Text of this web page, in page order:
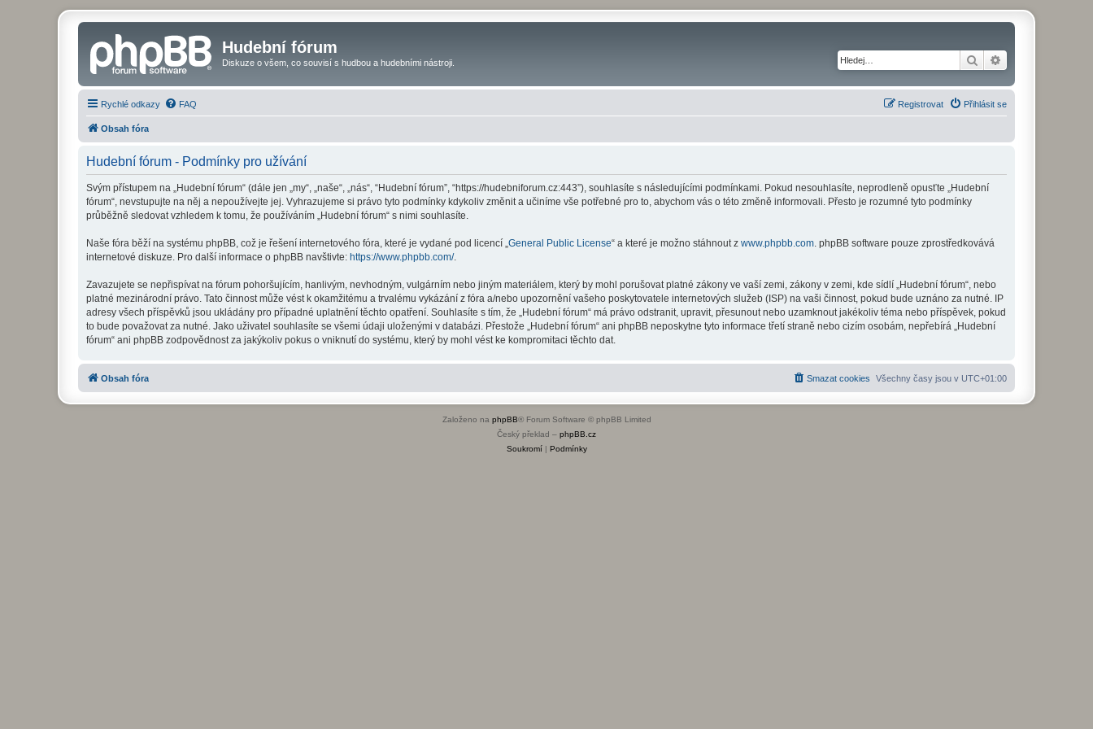
Hudební fórum
Diskuze o všem, co souvisí s hudbou a hudebními nástroji. Hledat
Rychlé odkazy FAQ Přihlásit se
Registrovat
Obsah fóra
Hudební fórum - Podmínky pro užívání
Svým přístupem na „Hudební fórum“ (dále jen „my“, „naše“, „nás“, “Hudební fórum”, “https://hudebniforum.cz:443”), souhlasíte s následujícími podmínkami. Pokud nesouhlasíte, neprodleně opusťte „Hudební
fórum“, nevstupujte na něj a nepoužívejte jej. Vyhrazujeme si právo tyto podmínky kdykoliv změnit a učiníme vše potřebné pro to, abychom vás o této změně informovali. Přesto je rozumné tyto podmínky
průběžně sledovat vzhledem k tomu, že používáním „Hudební fórum“ s nimi souhlasíte.
Naše fóra běží na systému phpBB, což je řešení internetového fóra, které je vydané pod licencí „ General Public License“ a které je možno stáhnout z www.phpbb.com . phpBB software pouze zprostředkovává
internetové diskuze. Pro další informace o phpBB navštivte: https://www.phpbb.com/.
Zavazujete se nepřispívat na fórum pohoršujícím, hanlivým, nevhodným, vulgárním nebo jiným materiálem, který by mohl porušovat platné zákony ve vaší zemi, zákony v zemi, kde sídlí „Hudební fórum“, nebo
platné mezinárodní právo. Tato činnost může vést k okamžitému a trvalému vykázání z fóra a/nebo upozornění vašeho poskytovatele internetových služeb (ISP) na vaši činnost, pokud bude uznáno za nutné. IP
adresy všech příspěvků jsou ukládány pro případné uplatnění těchto opatření. Souhlasíte s tím, že „Hudební fórum“ má právo odstranit, upravit, přesunout nebo uzamknout jakékoliv téma nebo příspěvek, pokud
to bude považovat za nutné. Jako uživatel souhlasíte se všemi údaji uloženými v databázi. Přestože „Hudební fórum“ ani phpBB neposkytne tyto informace třetí straně nebo cizím osobám, nepřebírá „Hudební
fórum“ ani phpBB zodpovědnost za jakýkoliv pokus o vniknutí do systému, který by mohl vést ke kompromitaci těchto dat.
Obsah fóra Všechny časy jsou v UTC+01:00
Smazat cookies
Založeno na phpBB® Forum Software © phpBB Limited
Český překlad – phpBB.cz
Soukromí| Podmínky